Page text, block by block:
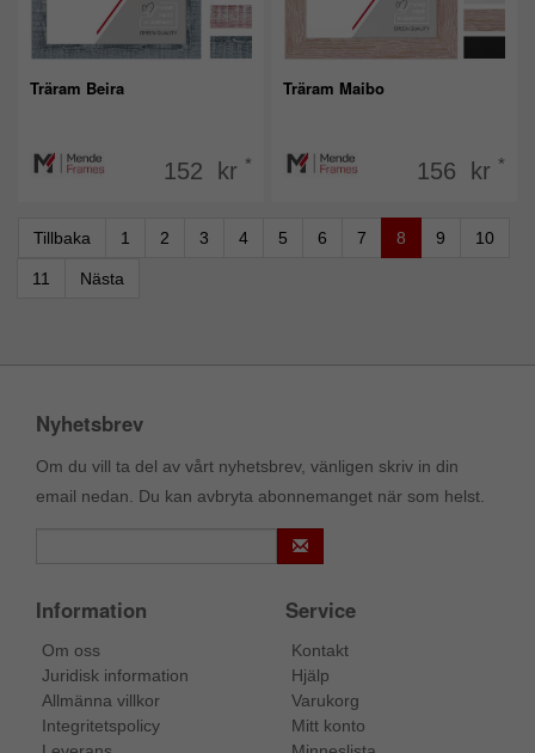
Träram Beira
152 kr *
Träram Maibo
156 kr *
Tillbaka 1 2 3 4 5 6 7 8 9 10
11 Nästa
Nyhetsbrev
Om du vill ta del av vårt nyhetsbrev, vänligen skriv in din
email nedan. Du kan avbryta abonnemanget när som helst.
Information
Om oss
Juridisk information
Allmänna villkor
Integritetspolicy
Service
Kontakt
Hjälp
Varukorg
Mitt konto